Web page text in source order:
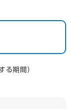
る期間）